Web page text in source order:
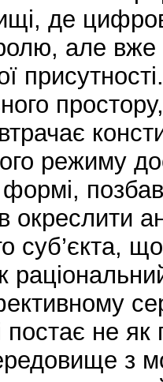
де
але
режиму
окреслити
суб’єкта,
постає не
з